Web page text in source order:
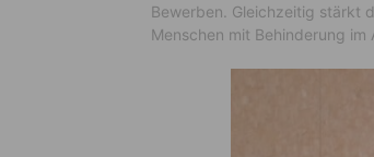
Bewerben. Gleichzeitig stärkt
Menschen mit Behinderung im